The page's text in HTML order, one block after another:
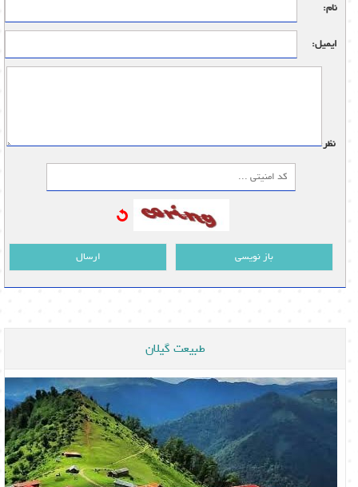
نام:
ایمیل:
نظر:
ارسال باز نویسی
طبیعت گیلان